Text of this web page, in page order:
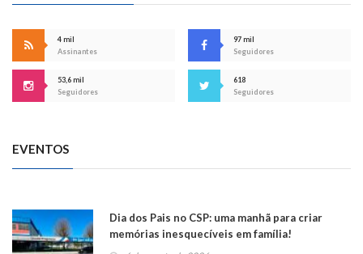
4 mil
Assinantes
97 mil
Seguidores
53,6 mil
Seguidores
618
Seguidores
EVENTOS
Dia dos Pais no CSP: uma manhã para criar
memórias inesquecíveis em família!